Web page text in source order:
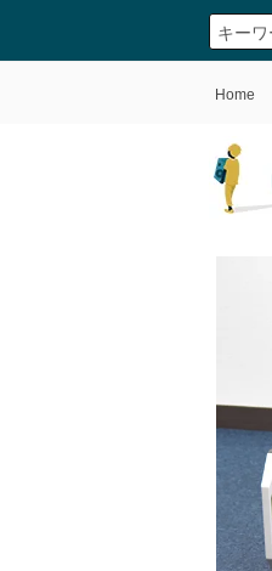
Home